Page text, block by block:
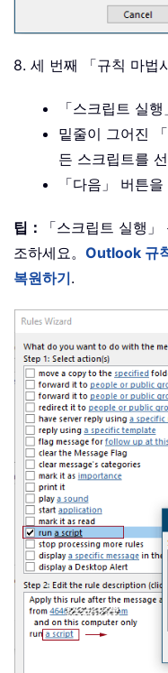
8. 세 번째 「규칙 마법
「스크립트 실
밑줄이 그어진
든 스크립트를
「다음」 버튼을
팁：
「스크립트 실행
조하세요。 Outlook 규
복원하기.